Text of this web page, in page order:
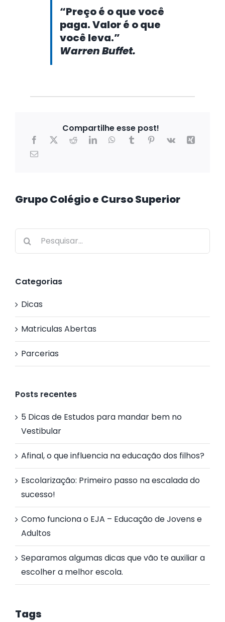
“Preço é o que você
paga. Valor é o que
você leva.”
Warren Buffet.
Compartilhe esse post!
Grupo Colégio e Curso Superior
resultados
Categorias
Dicas
Matriculas Abertas
Parcerias
Posts recentes
5 Dicas de Estudos para mandar bem no
Vestibular
Afinal, o que influencia na educação dos filhos?
Escolarização: Primeiro passo na escalada do
sucesso!
Como funciona o EJA – Educação de Jovens e
Adultos
Separamos algumas dicas que vão te auxiliar a
escolher a melhor escola.
Tags